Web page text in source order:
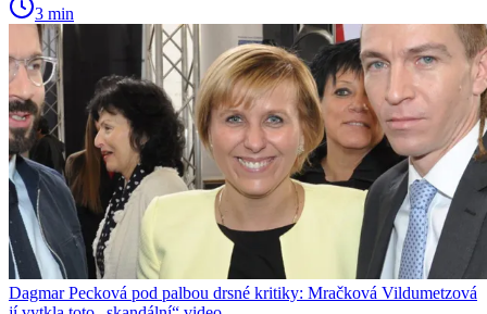
3 min
Dagmar Pecková pod palbou drsné kritiky: Mračková Vildumetzová